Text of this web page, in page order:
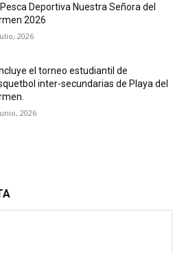
Deportiva Nuestra Señora del
2026
2026
el torneo estudiantil de
inter-secundarias de Playa del
2026